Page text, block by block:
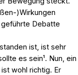
)Wirkungen
Debatte
ist, ist sehr
es sein¹. Nun, ein
wohl richtig. Er